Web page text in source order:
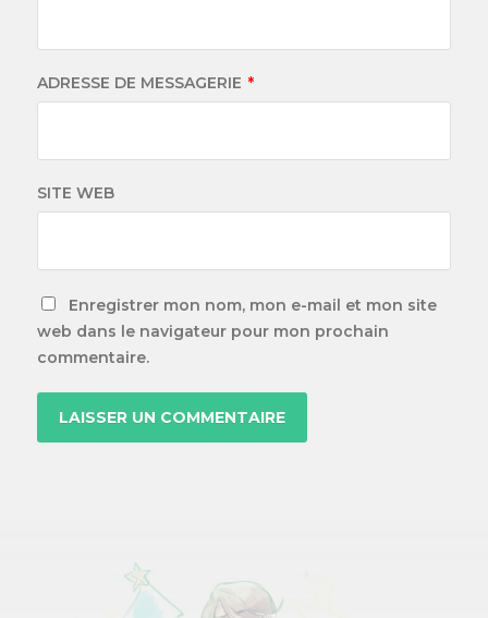
ADRESSE DE MESSAGERIE *
SITE WEB
Enregistrer mon nom, mon e-mail et mon site
web dans le navigateur pour mon prochain
commentaire.